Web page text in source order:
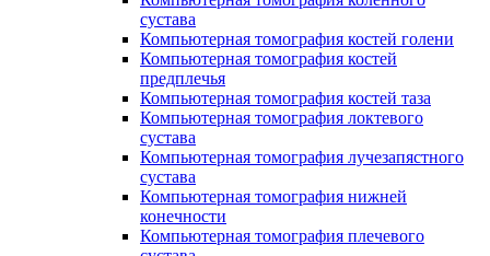
сустава
Компьютерная томография костей голени
Компьютерная томография костей
предплечья
Компьютерная томография костей таза
Компьютерная томография локтевого
сустава
Компьютерная томография лучезапястного
сустава
Компьютерная томография нижней
конечности
Компьютерная томография плечевого